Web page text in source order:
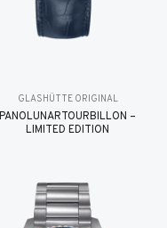
GLASHÜTTE ORIGINAL
PANOLUNARTOURBILLON –
LIMITED EDITION